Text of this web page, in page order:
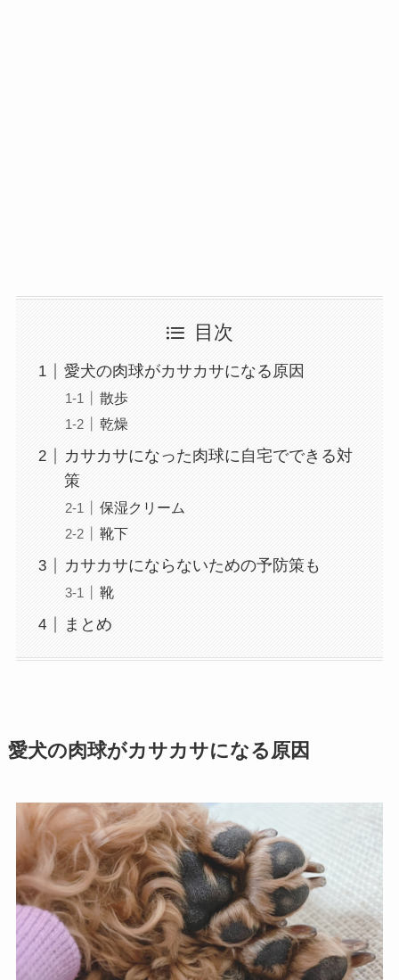
目次
愛犬の肉球がカサカサになる原因
散歩
乾燥
カサカサになった肉球に自宅でできる対
策
保湿クリーム
靴下
カサカサにならないための予防策も
靴
まとめ
愛犬の肉球がカサカサになる原因